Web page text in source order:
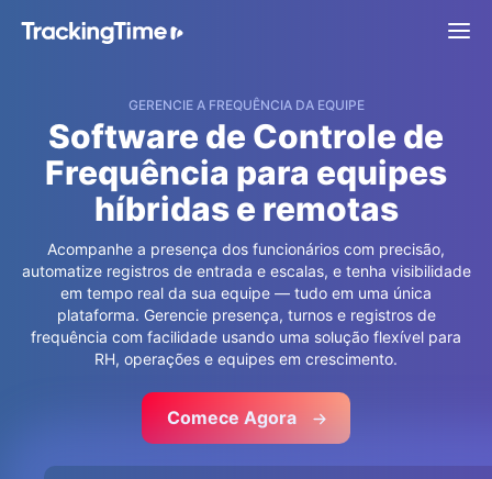
GERENCIE A FREQUÊNCIA DA EQUIPE
Software de Controle de
Frequência para equipes
híbridas e remotas
Acompanhe a presença dos funcionários com precisão,
automatize registros de entrada e escalas, e tenha visibilidade
em tempo real da sua equipe — tudo em uma única
plataforma. Gerencie presença, turnos e registros de
frequência com facilidade usando uma solução flexível para
RH, operações e equipes em crescimento.
Comece Agora